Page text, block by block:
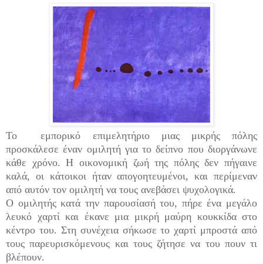
Το εμπορικό επιμελητήριο μιας μικρής πόλης
προσκάλεσε έναν ομιλητή για το δείπνο που διοργάνωνε
κάθε χρόνο. Η οικονομική ζωή της πόλης δεν πήγαινε
καλά, οι κάτοικοι ήταν απογοητευμένοι, και περίμεναν
από αυτόν τον ομιλητή να τους ανεβάσει ψυχολογικά.
Ο ομιλητής κατά την παρουσίασή του, πήρε ένα μεγάλο
λευκό χαρτί και έκανε μια μικρή μαύρη κουκκίδα στο
κέντρο του. Στη συνέχεια σήκωσε το χαρτί μπροστά από
τους παρευρισκόμενους και τους ζήτησε να του πουν τι
βλέπουν.